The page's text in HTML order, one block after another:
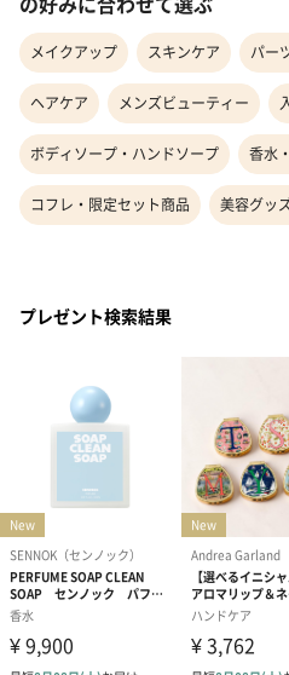
メイクアップ スキンケア パー
ヘアケア メンズビューティー
ボディソープ・ハンドソープ 香水
コフレ・限定セット商品 美容グッ
プレゼント検索結果